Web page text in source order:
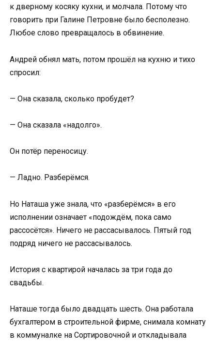
к дверному косяку кухни, и молчала. Потому что
говорить при Галине Петровне было бесполезно.
Любое слово превращалось в обвинение.
Андрей обнял мать, потом прошёл на кухню и тихо
спросил:
— Она сказала, сколько пробудет?
— Она сказала «надолго».
Он потёр переносицу.
— Ладно. Разберёмся.
Но Наташа уже знала, что «разберёмся» в его
исполнении означает «подождём, пока само
рассосётся». Ничего не рассасывалось. Пятый год
подряд ничего не рассасывалось.
История с квартирой началась за три года до
свадьбы.
Наташе тогда было двадцать шесть. Она работала
бухгалтером в строительной фирме, снимала комнату
в коммуналке на Сортировочной и откладывала